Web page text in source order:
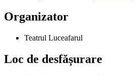
Organizator
Teatrul Luceafarul
Loc de desfășurare